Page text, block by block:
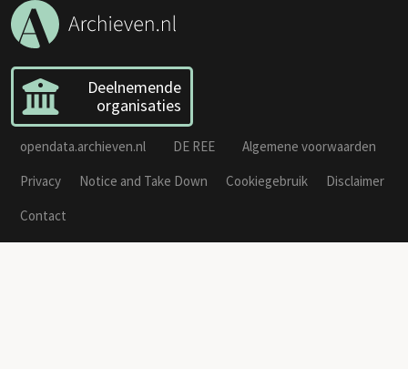
Deelnemende
organisaties
opendata.archieven.nl DE REE
Algemene voorwaarden
Privacy
Notice and Take Down Cookiegebruik
Disclaimer
Contact